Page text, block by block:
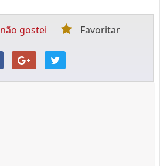
não gostei Favoritar